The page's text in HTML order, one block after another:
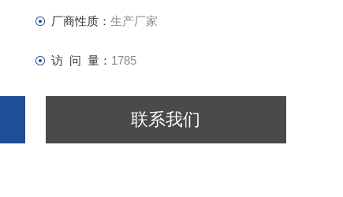
厂商性质： 生产厂家
访 问 量： 1785
联系我们